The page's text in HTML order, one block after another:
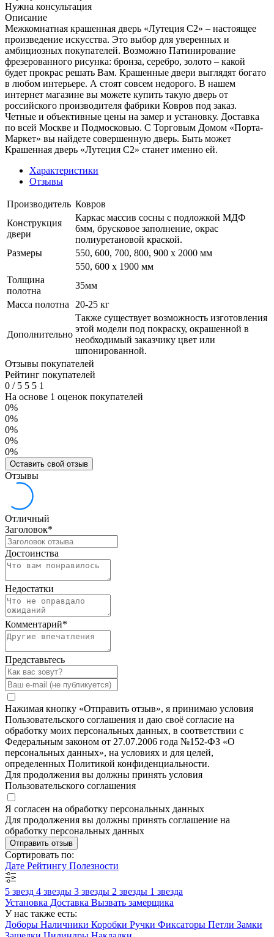
Нужна консультация
Описание
Межкомнатная крашенная дверь «Лутеция С2» – настоящее
произведение искусства. Это выбор для уверенных и
амбициозных покупателей. Возможно Патинирование
фрезерованного рисунка: бронза, серебро, золото – какой
будет прокрас решать Вам. Крашенные двери выглядят богато
в любом интерьере. А стоят совсем недорого. В нашем
интернет магазине вы можете купить такую дверь от
российского производителя фабрики Ковров под заказ.
Четные и объективные цены на замер и установку. Доставка
по всей Москве и Подмосковью. С Торговым Домом «Порта-
Маркет» вы найдете совершенную дверь. Быть может
Крашенная дверь «Лутеция С2» станет именно ей.
Характеристики
Отзывы
Производитель Ковров
Конструкция
двери
Каркас массив сосны с подложкой МДФ
6мм, брусковое заполнение, окрас
полиуретановой краской.
Размеры
550, 600, 700, 800, 900 x 2000 мм
550, 600 х 1900 мм
Толщина
полотна
35мм
Масса полотна
20-25 кг
Дополнительно
Также существует возможность изготовления
этой модели под покраску, окрашенной в
необходимый заказчику цвет или
шпонированной.
Отзывы покупателей
Рейтинг покупателей
0 /5 5 5 1
На основе 1 оценок покупателей
0%
0%
0%
0%
0%
Оставить свой отзыв
Отзывы
Отличный
Заголовок*
Достоинства
Недостатки
Комментарий*
Представьтесь
Нажимая кнопку «Отправить отзыв», я принимаю условия
Пользовательского соглашения и даю своё согласие на
обработку моих персональных данных, в соответствии с
Федеральным законом от 27.07.2006 года №152-ФЗ «О
персональных данных», на условиях и для целей,
определенных Политикой конфиденциальности.
Для продолжения вы должны принять условия
Пользовательского соглашения
Я согласен на обработку персональных данных
Для продолжения вы должны принять соглашение на
обработку персональных данных
Отправить отзыв
Сортировать по:
Дате Рейтингу Полезности
5 звезд 4 звезды 3 звезды 2 звезды 1 звезда
Установка Доставка Вызвать замерщика
У нас также есть:
Доборы Наличники Коробки Ручки Фиксаторы Петли Замки